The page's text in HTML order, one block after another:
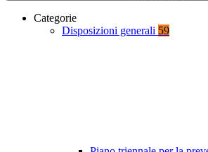
Categorie
Disposizioni generali 59